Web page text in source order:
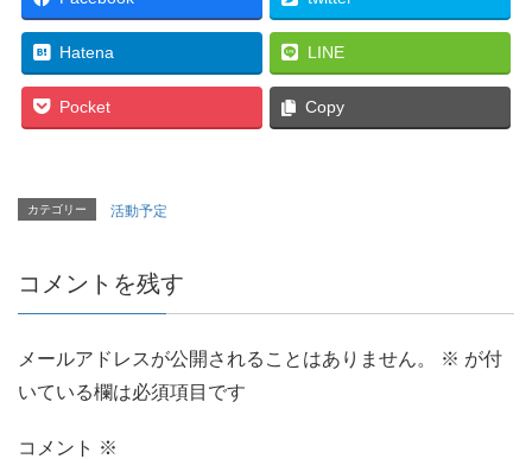
Hatena LINE
Pocket Copy
カテゴリー 活動予定
コメントを残す
メールアドレスが公開されることはありません。 ※ が付
いている欄は必須項目です
コメント ※